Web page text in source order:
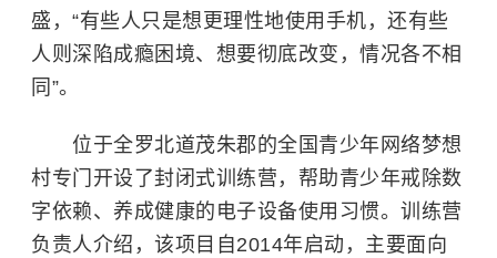
盛，“有些人只是想更理性地使用手机，还有些
人则深陷成瘾困境、想要彻底改变，情况各不相
同”。
位于全罗北道茂朱郡的全国青少年网络梦想
村专门开设了封闭式训练营，帮助青少年戒除数
字依赖、养成健康的电子设备使用习惯。训练营
负责人介绍，该项目自2014年启动，主要面向